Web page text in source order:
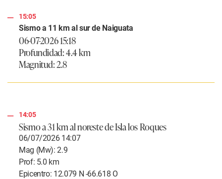
15:05
Sismo a 11 km al sur de Naiguata
06-07-2026 15:18
Profundidad: 4.4 km
Magnitud: 2.8
14:05
Sismo a31 km al noreste de Isla los Roques
06/07/2026 14:07
Mag (Mw): 2.9
Prof: 5.0 km
Epicentro: 12.079 N -66.618 O